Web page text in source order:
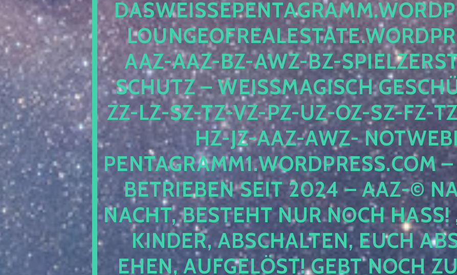
AZ-AAZ-BZ-AWZ-BZ-
CHUTZ – WEISSMAGISCH
-LZ-SZ-TZ-VZ-PZ-UZ-OZ-SZ-FZ-TZ-
-JZ-AAZ-AWZ-
NTAGRAMM1.WORDPRESS.COM –
TRIEBEN SEIT 2024 – AAZ-©
CHT, BESTEHT NUR NOCH HASS! ,
NDER, ABSCHALTEN, EUCH
EN, AUFGELÖST! GEBT NOCH